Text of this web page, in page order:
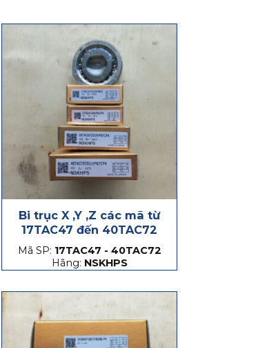
Bi trục X ,Y ,Z các mã từ
17TAC47 đến 40TAC72
Mã SP: 17TAC47 - 40TAC72
Hãng: NSKHPS